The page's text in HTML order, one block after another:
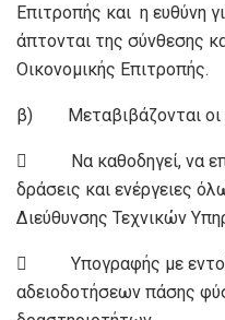
Επιτροπής και η ευθύνη
άπτονται της σύνθεσης
Οικονομικής Επιτροπής.
β) Μεταβιβάζονται οι
 Να καθοδηγεί, να
δράσεις και ενέργειες
Διεύθυνσης Τεχνικών
 Υπογραφής με
αδειοδοτήσεων πάσης